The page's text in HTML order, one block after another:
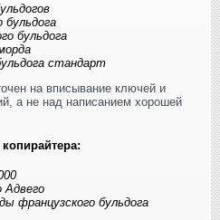
бульдога
бульдога
стандарт
на вписывание ключей и
а не над написанием хорошей
Адвего
французского бульдога